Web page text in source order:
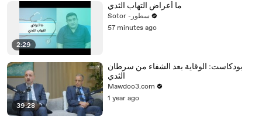
2:29
ما أعراض التهاب الثدي
Sotor -سطور
57 minutes ago
39:28
بودكاست: الوقاية بعد الشفاء من سرطان
الثدي
Mawdoo3.com
1 year ago